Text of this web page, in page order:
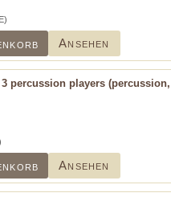
Ansehen
percussion players
Ansehen